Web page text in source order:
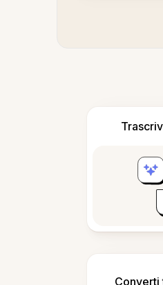
Converti